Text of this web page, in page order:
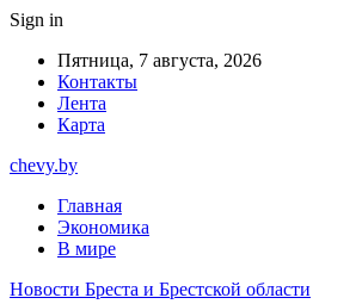
Sign in
Пятница, 7 августа, 2026
Контакты
Лента
Карта
chevy.by
Главная
Экономика
В мире
Новости Бреста и Брестской области